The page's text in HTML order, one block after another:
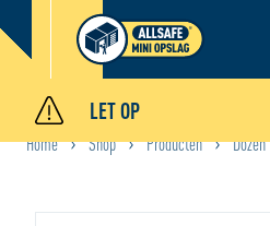
LET OP
Home • Shop • Producten • Dozen